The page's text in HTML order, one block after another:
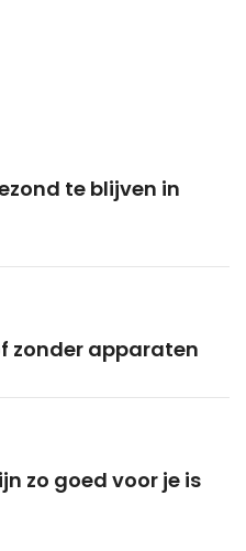
te blijven in
zonder apparaten
zo goed voor je is